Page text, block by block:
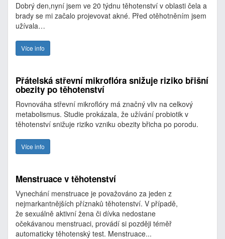
Dobrý den,nyní jsem ve 20 týdnu těhotenství v oblasti čela a
brady se mi začalo projevovat akné. Před otěhotněním jsem
užívala…
Více info
Přátelská střevní mikroflóra snižuje riziko břišní
obezity po těhotenství
Rovnováha střevní mikroflóry má značný vliv na celkový
metabolismus. Studie prokázala, že užívání probiotik v
těhotenství snižuje riziko vzniku obezity břicha po porodu.
Více info
Menstruace v těhotenství
Vynechání menstruace je považováno za jeden z
nejmarkantnějších příznaků těhotenství. V případě,
že sexuálně aktivní žena či dívka nedostane
očekávanou menstruaci, provádí si později téměř
automaticky těhotenský test. Menstruace...